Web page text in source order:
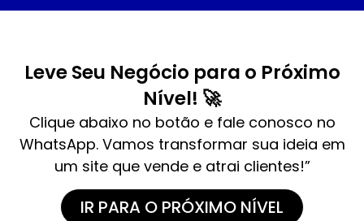
Leve Seu Negócio para o Próximo
Nível! 🚀
Clique abaixo no botão e fale conosco no
WhatsApp. Vamos transformar sua ideia em
um site que vende e atrai clientes!”
IR PARA O PRÓXIMO NÍVEL